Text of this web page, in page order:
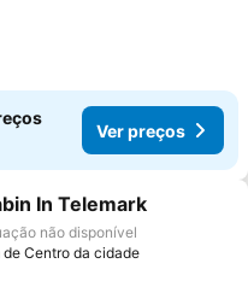
Ver preços
aos favoritos
In Telemark
não disponível
de Centro da cidade